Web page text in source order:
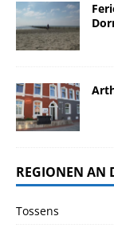
REGIONEN AN
Tossens